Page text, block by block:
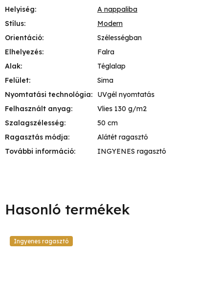
Helyiség:
A nappaliba
Stílus:
Modern
Orientáció:
Szélességban
Elhelyezés:
Falra
Alak:
Téglalap
Felület:
Sima
Nyomtatási technológia:
UVgél nyomtatás
Felhasznált anyag:
Vlies 130 g/m2
Szalagszélesség:
50 cm
Ragasztás módja:
Alátét ragasztó
További információ: INGYENES ragasztó
Ingyenes ragasztó